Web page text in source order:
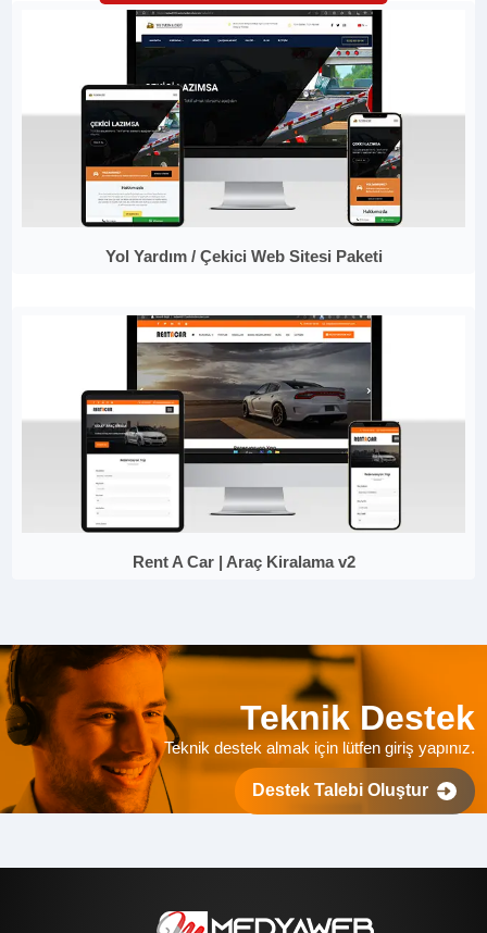
Yol Yardım / Çekici Web Sitesi Paketi
Rent A Car | Araç Kiralama v2
Teknik Destek
Teknik destek almak için lütfen giriş yapınız.
Destek Talebi Oluştur